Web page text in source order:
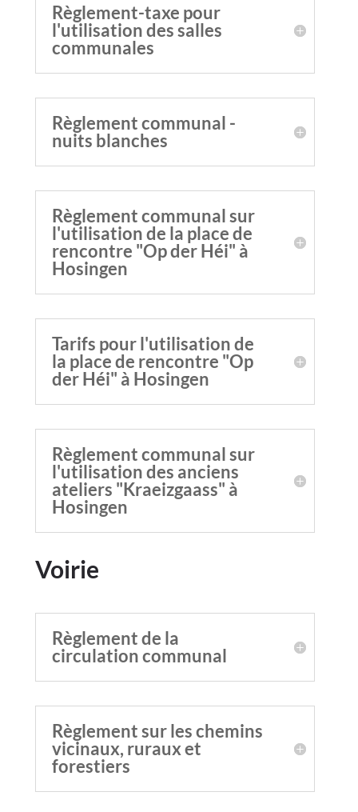
Règlement-taxe pour
l'utilisation des salles
communales
Règlement communal -
nuits blanches
Règlement communal sur
l'utilisation de la place de
rencontre "Op der Héi" à
Hosingen
Tarifs pour l'utilisation de
la place de rencontre "Op
der Héi" à Hosingen
Règlement communal sur
l'utilisation des anciens
ateliers "Kraeizgaass" à
Hosingen
Voirie
Règlement de la
circulation communal
Règlement sur les chemins
vicinaux, ruraux et
forestiers